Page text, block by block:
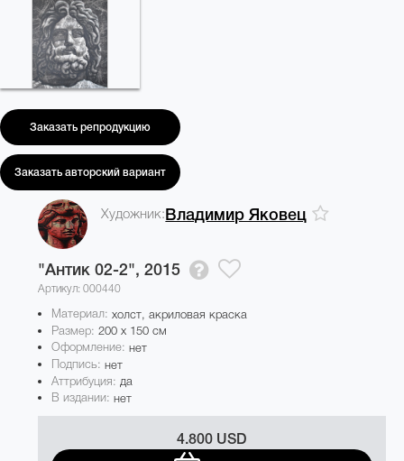
Заказать репродукцию
Заказать авторский вариант
Художник:Владимир Яковец
"Антик 02-2", 2015
Артикул: 000440
Материал: холст, акриловая краска
Размер: 200 x 150 см
Оформление:нет
Подпись:нет
Аттрибуция: да
В издании:нет
4.800 USD